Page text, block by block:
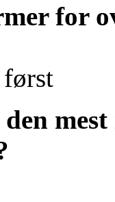
for
først